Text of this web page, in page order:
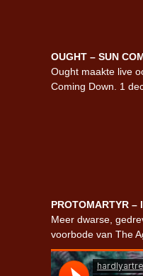
OUGHT – SUN
Ought maakte live
Coming Down. 1
PROTOMARTYR –
Meer dwarse,
voorbode van The